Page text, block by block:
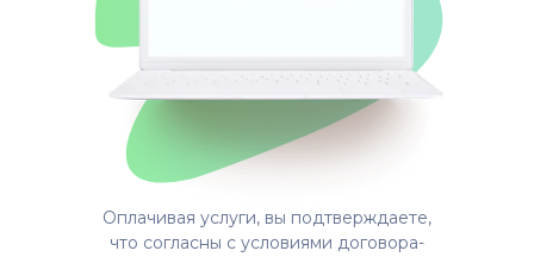
Оплачивая услуги, вы подтверждаете,
что согласны с условиями договора-